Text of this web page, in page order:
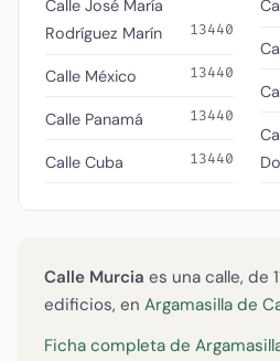
Calle José María
Rodríguez Marín
13440
Calle México 13440
Calle Panamá 13440
Calle Cuba 13440
Calle Murcia es una calle, de
edificios, en Argamasilla de
Ficha completa de